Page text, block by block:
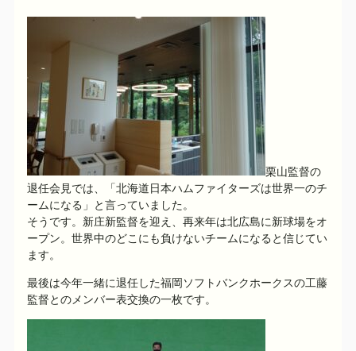
栗山監督の
退任会見では、「北海道日本ハムファイターズは世界一のチ
ームになる」と言っていました。
そうです。新庄新監督を迎え、再来年は北広島に新球場をオ
ープン。世界中のどこにも負けないチームになると信じてい
ます。
最後は今年一緒に退任した福岡ソフトバンクホークスの工藤
監督とのメンバー表交換の一枚です。